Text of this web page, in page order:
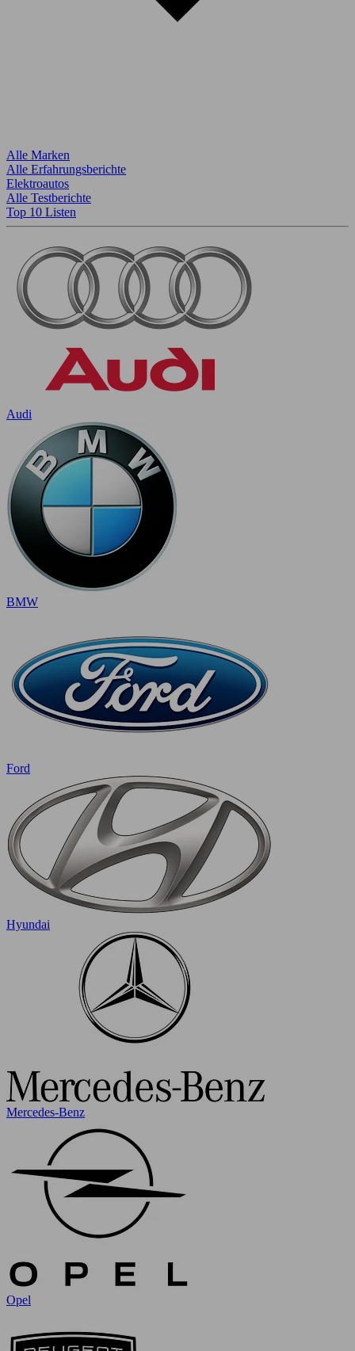
Alle Marken
Alle Erfahrungsberichte
Elektroautos
Alle Testberichte
Top 10 Listen
Audi
BMW
Ford
Hyundai
Mercedes-Benz
Opel